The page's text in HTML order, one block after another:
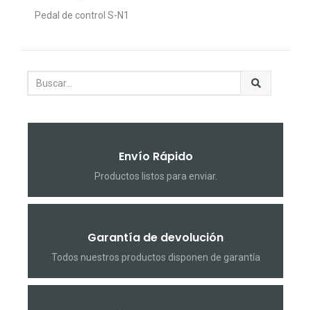
Pedal de control S-N1
Envío Rápido
Productos listos para enviar.
Garantía de devolución
Todos nuestros productos disponen de garantía